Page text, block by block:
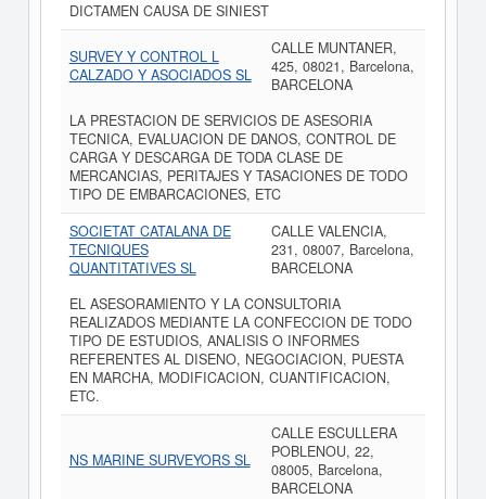
DICTAMEN CAUSA DE SINIEST
SURVEY Y CONTROL L
CALZADO Y ASOCIADOS SL
CALLE MUNTANER,
425, 08021, Barcelona,
BARCELONA
LA PRESTACION DE SERVICIOS DE ASESORIA
TECNICA, EVALUACION DE DANOS, CONTROL DE
CARGA Y DESCARGA DE TODA CLASE DE
MERCANCIAS, PERITAJES Y TASACIONES DE TODO
TIPO DE EMBARCACIONES, ETC
SOCIETAT CATALANA DE
TECNIQUES
QUANTITATIVES SL
CALLE VALENCIA,
231, 08007, Barcelona,
BARCELONA
EL ASESORAMIENTO Y LA CONSULTORIA
REALIZADOS MEDIANTE LA CONFECCION DE TODO
TIPO DE ESTUDIOS, ANALISIS O INFORMES
REFERENTES AL DISENO, NEGOCIACION, PUESTA
EN MARCHA, MODIFICACION, CUANTIFICACION,
ETC.
NS MARINE SURVEYORS SL
CALLE ESCULLERA
POBLENOU, 22,
08005, Barcelona,
BARCELONA